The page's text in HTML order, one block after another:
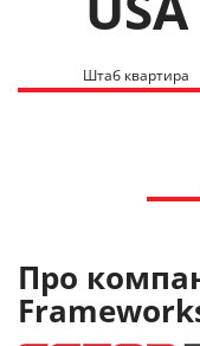
Штаб квартира
Про